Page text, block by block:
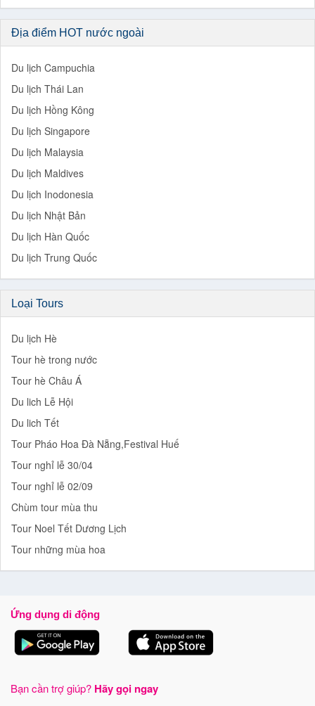
Địa điểm HOT nước ngoài
Du lịch Campuchia
Du lịch Thái Lan
Du lịch Hồng Kông
Du lịch Singapore
Du lịch Malaysia
Du lịch Maldives
Du lịch Inodonesia
Du lịch Nhật Bản
Du lịch Hàn Quốc
Du lịch Trung Quốc
Loại Tours
Du lịch Hè
Tour hè trong nước
Tour hè Châu Á
Du lich Lễ Hội
Du lich Tết
Tour Pháo Hoa Đà Nẵng,Festival Huế
Tour nghỉ lễ 30/04
Tour nghỉ lễ 02/09
Chùm tour mùa thu
Tour Noel Tết Dương Lịch
Tour những mùa hoa
Ứng dụng di động
Bạn cần trợ giúp? Hãy gọi ngay